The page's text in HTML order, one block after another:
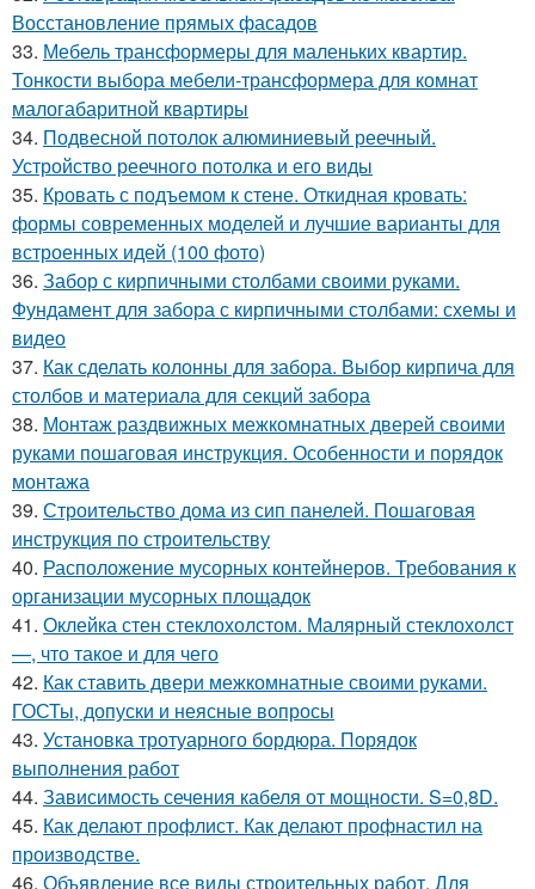
Восстановление прямых фасадов
33. Мебель трансформеры для маленьких квартир.
Тонкости выбора мебели-трансформера для комнат
малогабаритной квартиры
34. Подвесной потолок алюминиевый реечный.
Устройство реечного потолка и его виды
35. Кровать с подъемом к стене. Откидная кровать:
формы современных моделей и лучшие варианты для
встроенных идей (100 фото)
36. Забор с кирпичными столбами своими руками.
Фундамент для забора с кирпичными столбами: схемы и
видео
37. Как сделать колонны для забора. Выбор кирпича для
столбов и материала для секций забора
38. Монтаж раздвижных межкомнатных дверей своими
руками пошаговая инструкция. Особенности и порядок
монтажа
39. Строительство дома из сип панелей. Пошаговая
инструкция по строительству
40. Расположение мусорных контейнеров. Требования к
организации мусорных площадок
41. Оклейка стен стеклохолстом. Малярный стеклохолст
—, что такое и для чего
42. Как ставить двери межкомнатные своими руками.
ГОСТы, допуски и неясные вопросы
43. Установка тротуарного бордюра. Порядок
выполнения работ
44. Зависимость сечения кабеля от мощности. S=0,8D.
45. Как делают профлист. Как делают профнастил на
производстве.
46. Объявление все виды строительных работ. Для